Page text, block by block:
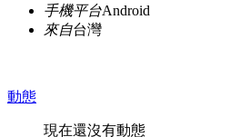
手機平台Android
來自台灣
動態
現在還沒有動態